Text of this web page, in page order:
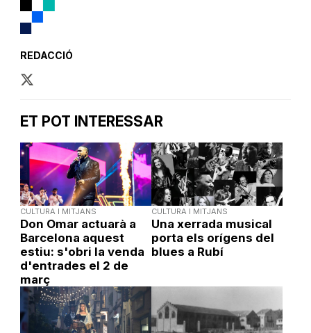
REDACCIÓ
ET POT INTERESSAR
CULTURA I MITJANS
Don Omar actuarà a
Barcelona aquest
estiu: s'obri la venda
d'entrades el 2 de
març
CULTURA I MITJANS
Una xerrada musical
porta els orígens del
blues a Rubí